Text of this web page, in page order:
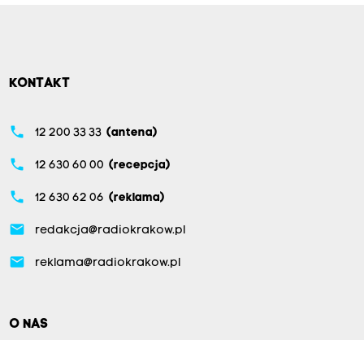
KONTAKT
phone 12 200 33 33 (antena)
phone 12 630 60 00 (recepcja)
phone 12 630 62 06 (reklama)
email redakcja@radiokrakow.pl
email reklama@radiokrakow.pl
O NAS